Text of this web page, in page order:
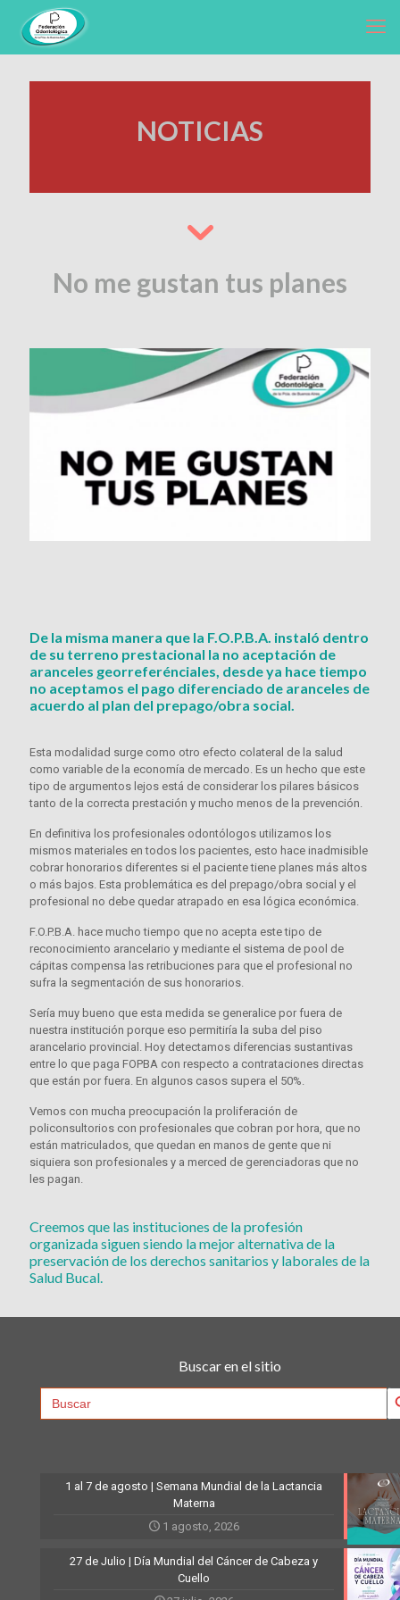
NOTICIAS
No me gustan tus planes
De la misma manera que la F.O.P.B.A. instaló dentro
de su terreno prestacional la no aceptación de
aranceles georreferénciales, desde ya hace tiempo
no aceptamos el pago diferenciado de aranceles de
acuerdo al plan del prepago/obra social.
Esta modalidad surge como otro efecto colateral de la salud
como variable de la economía de mercado. Es un hecho que este
tipo de argumentos lejos está de considerar los pilares básicos
tanto de la correcta prestación y mucho menos de la prevención.
En definitiva los profesionales odontólogos utilizamos los
mismos materiales en todos los pacientes, esto hace inadmisible
cobrar honorarios diferentes si el paciente tiene planes más altos
o más bajos. Esta problemática es del prepago/obra social y el
profesional no debe quedar atrapado en esa lógica económica.
F.O.P.B.A. hace mucho tiempo que no acepta este tipo de
reconocimiento arancelario y mediante el sistema de pool de
cápitas compensa las retribuciones para que el profesional no
sufra la segmentación de sus honorarios.
Sería muy bueno que esta medida se generalice por fuera de
nuestra institución porque eso permitiría la suba del piso
arancelario provincial. Hoy detectamos diferencias sustantivas
entre lo que paga FOPBA con respecto a contrataciones directas
que están por fuera. En algunos casos supera el 50%.
Vemos con mucha preocupación la proliferación de
policonsultorios con profesionales que cobran por hora, que no
están matriculados, que quedan en manos de gente que ni
siquiera son profesionales y a merced de gerenciadoras que no
les pagan.
Creemos que las instituciones de la profesión
organizada siguen siendo la mejor alternativa de la
preservación de los derechos sanitarios y laborales de la
Salud Bucal.
Buscar en el sitio
Search
1 al 7 de agosto | Semana Mundial de la Lactancia
Materna
1 agosto, 2026
27 de Julio | Día Mundial del Cáncer de Cabeza y
Cuello